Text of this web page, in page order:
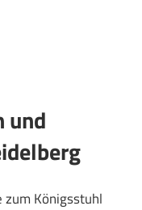
und
zum Königsstuhl